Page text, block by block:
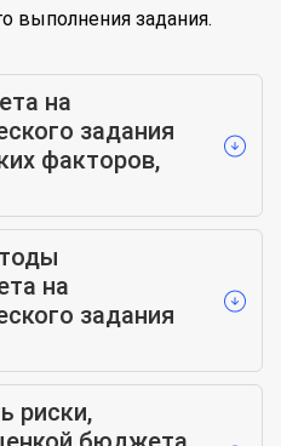
выполнения задания.
на
задания
факторов,
на
задания
риски,